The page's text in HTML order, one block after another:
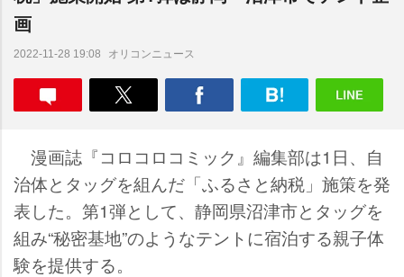
画
2022-11-28 19:08 オリコンニュース
漫画誌『コロコロコミック』編集部は1日、自
治体とタッグを組んだ「ふるさと納税」施策を発
表した。第1弾として、静岡県沼津市とタッグを
組み“秘密基地”のようなテントに宿泊する親子体
験を提供する。